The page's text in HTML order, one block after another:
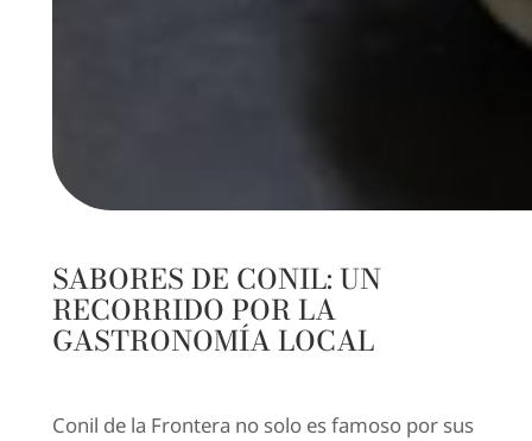
SABORES DE CONIL: UN
RECORRIDO POR LA
GASTRONOMÍA LOCAL
Conil de la Frontera no solo es famoso por sus